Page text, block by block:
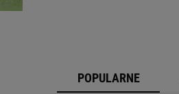
POPULARNE